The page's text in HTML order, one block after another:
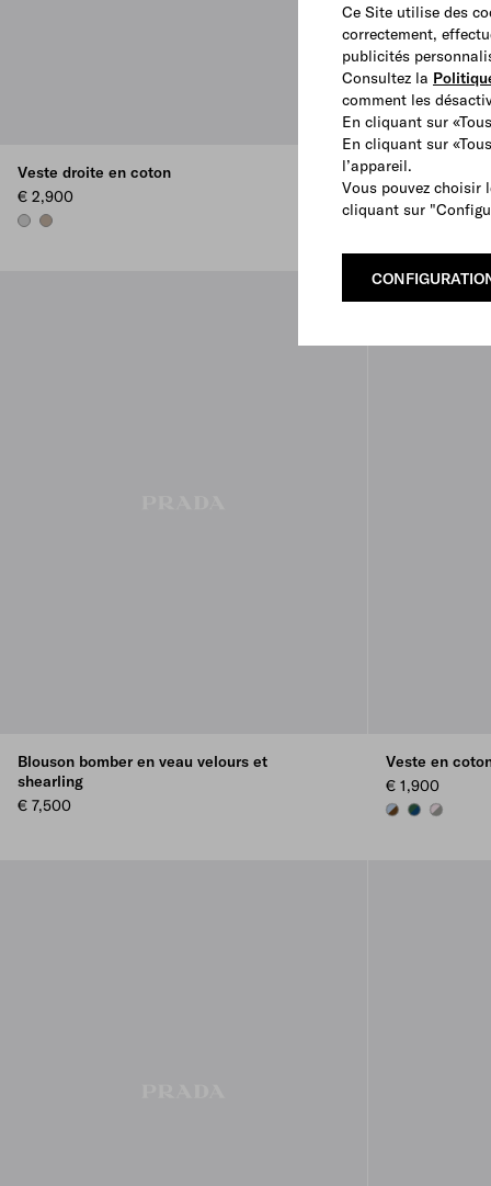
Ce Site utilise des
correctement,
publicités
Consultez la
comment les
En cliquant sur
En cliquant sur
l’appareil.
Vous pouvez choisir
cliquant sur
Veste droite en coton
€ 2,900
STEEL GRAY
CLAY GREY
Veste droite
€ 3,650
Blouson bomber en veau velours et
shearling
€ 7,500
Veste en
€ 1,900
CORK BEIGE/
BLUE/SMOKY